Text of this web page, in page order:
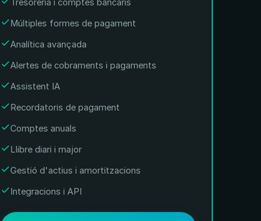
Tresoreria i comptes bancaris
Múltiples formes de pagament
Analítica avançada
Alertes de cobraments i pagaments
Assistent IA
Recordatoris de pagament
Comptes anuals
Llibre diari i major
Gestió d'actius i amortitzacions
Integracions i API